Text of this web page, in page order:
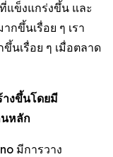
แข็งแกร่งขึ้น และ
กขึ้นเรื่อย ๆ เรา
นเรื่อย ๆ เมื่อตลาด
างขึ้นโดยมี
นหลัก
มีการวาง